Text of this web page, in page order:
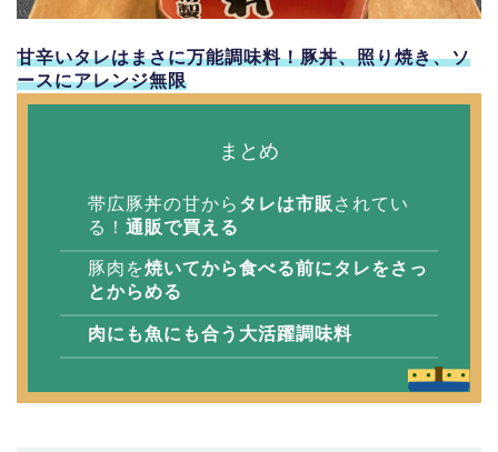
甘辛いタレはまさに万能調味料！豚丼、照り焼き、ソ
ースにアレンジ無限
まとめ
帯広豚丼の甘から タレは市販 されてい
る！ 通販で買える
豚肉を焼いてから食べる前にタレをさっ
とからめる
肉にも魚にも合う大活躍調味料